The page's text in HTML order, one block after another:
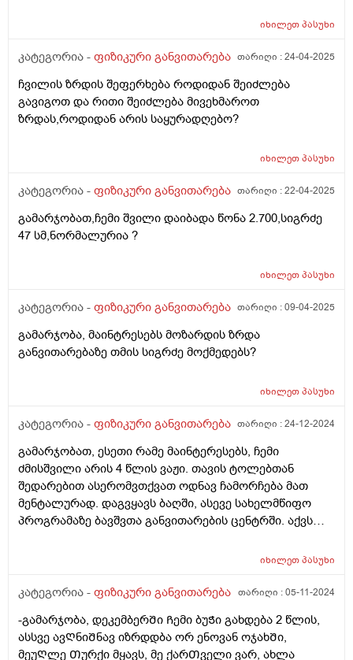
ვნერვიულობ არუნდა დაჯდომა და რამე ხომიხილეთპასუხი
კატეგორია - ფიზიკური განვითარება თარიღი :24-04-2025
ჩვილის ზრდის შეფერხება როდიდან შეიძლება
გავიგოთ და რითი შეიძლება მივეხმაროთ
ზრდას,როდიდან არის საყურადღებო?
იხილეთპასუხი
კატეგორია - ფიზიკური განვითარება თარიღი :22-04-2025
გამარჯობათ,ჩემი შვილი დაიბადა წონა 2.700,სიგრძე
47 სმ,ნორმალურია ?
იხილეთპასუხი
კატეგორია - ფიზიკური განვითარება თარიღი :09-04-2025
გამარჯობა, მაინტრესებს მოზარდის ზრდა
განვითარებაზე თმის სიგრძე მოქმედებს?
იხილეთპასუხი
კატეგორია - ფიზიკური განვითარება თარიღი :24-12-2024
გამარჯობათ, ესეთი რამე მაინტერესებს, ჩემი
ძმისშვილი არის 4 წლის ვაჟი. თავის ტოლებთან
შედარებით ასერომვთქვათ ოდნავ ჩამორჩება მათ
მენტალურად. დაგვყავს ბაღში, ასევე სახელმწიფო
პროგრამაზე ბავშვთა განვითარების ცენტრში. აქვს
ნერვიული, არის ძალიან ჯინიანი. თუ ვეტყვით ასე ნუ
ლაპარაკითაც თავის ტოლებს ჩამორჩება. არ
ვერ შედის კონტაქტში. ლოგოპეტი გვყავდა რომელიც
სახლში აკითხავდა და მის დანახვაზე ტირილს იწყებდა
იხილეთპასუხი
კატეგორია - ფიზიკური განვითარება თარიღი :05-11-2024
-გამარჯობა, დეკემბერᲨი Ჩემი ბუᲭი გახდება 2 წლის,
ასსვე ავᲦნიᲨნავ იზრდდბა ორ ენოვან ოჯახᲨი,
მეუᲦლე Თურქი მყავს, მე ქარᲗველი ვარ, ახლა